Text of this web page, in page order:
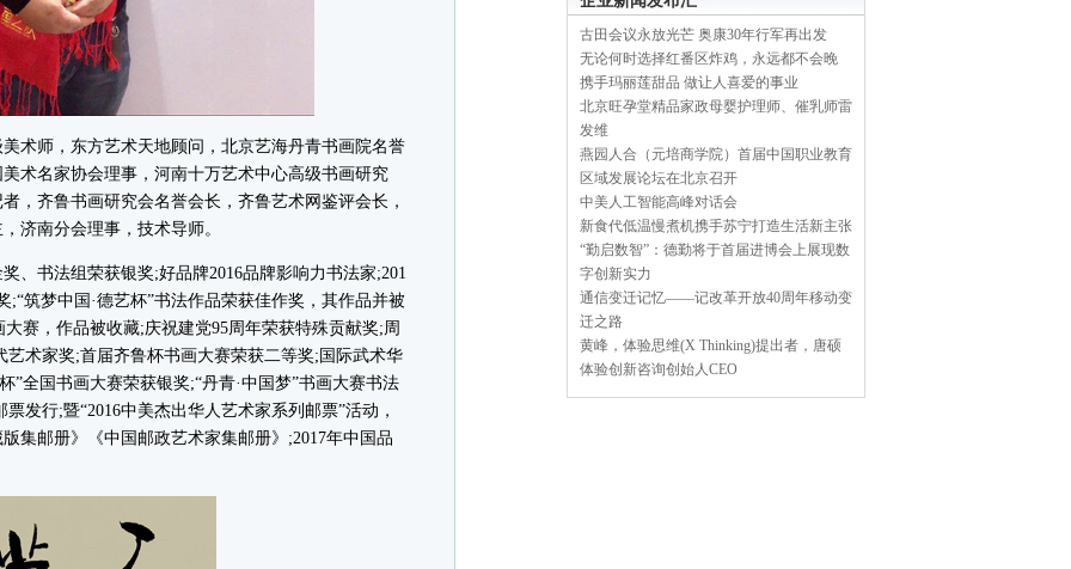
师，东方艺术天地顾问，北京艺海丹青书画院名誉
术名家协会理事，河南十万艺术中心高级书画研究
，齐鲁书画研究会名誉会长，齐鲁艺术网鉴评会长，
济南分会理事，技术导师。
书法组荣获银奖;好品牌2016品牌影响力书法家;201
筑梦中国·德艺杯”书法作品荣获佳作奖，其作品并被
赛，作品被收藏;庆祝建党95周年荣获特殊贡献奖;周
术家奖;首届齐鲁杯书画大赛荣获二等奖;国际武术华
”全国书画大赛荣获银奖;“丹青·中国梦”书画大赛书法
发行;暨“2016中美杰出华人艺术家系列邮票”活动，
集邮册》《中国邮政艺术家集邮册》;2017年中国品
古田会议永放光芒 奥康30年行军再出发
无论何时选择红番区炸鸡，永远都不会晚
携手玛丽莲甜品 做让人喜爱的事业
北京旺孕堂精品家政母婴护理师、催乳师雷
发维
燕园人合（元培商学院）首届中国职业教育
区域发展论坛在北京召开
中美人工智能高峰对话会
新食代低温慢煮机携手苏宁打造生活新主张
“勤启数智”：德勤将于首届进博会上展现数
字创新实力
通信变迁记忆——记改革开放40周年移动变
迁之路
黄峰，体验思维(X Thinking)提出者，唐硕
体验创新咨询创始人CEO